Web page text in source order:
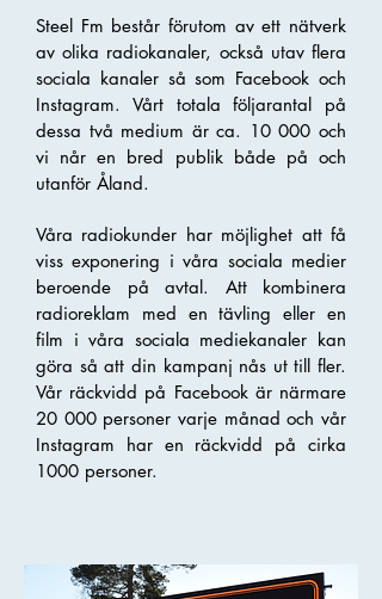
Steel Fm består förutom av ett nätverk
av olika radiokanaler, också utav flera
sociala kanaler så som Facebook och
Instagram. Vårt totala följarantal på
dessa två medium är ca. 10 000 och
vi når en bred publik både på och
utanför Åland.
Våra radiokunder har möjlighet att få
viss exponering i våra sociala medier
beroende på avtal. Att kombinera
radioreklam med en tävling eller en
film i våra sociala mediekanaler kan
göra så att din kampanj nås ut till fler.
Vår räckvidd på Facebook är närmare
20 000 personer varje månad och vår
Instagram har en räckvidd på cirka
1000 personer.